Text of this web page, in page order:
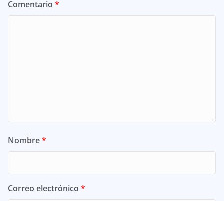
Comentario *
Nombre*
Correo electrónico *